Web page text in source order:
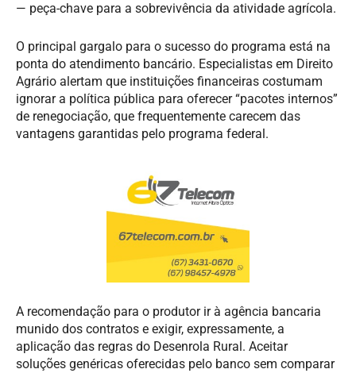
— peça-chave para a sobrevivência da atividade agrícola.
O principal gargalo para o sucesso do programa está na
ponta do atendimento bancário. Especialistas em Direito
Agrário alertam que instituições financeiras costumam
ignorar a política pública para oferecer “pacotes internos”
de renegociação, que frequentemente carecem das
vantagens garantidas pelo programa federal.
A recomendação para o produtor ir à agência bancaria
munido dos contratos e exigir, expressamente, a
aplicação das regras do Desenrola Rural. Aceitar
soluções genéricas oferecidas pelo banco sem comparar